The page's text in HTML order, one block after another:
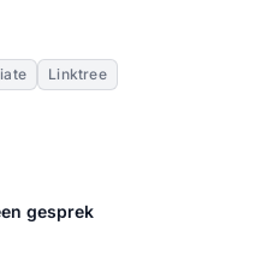
Linktree
gesprek